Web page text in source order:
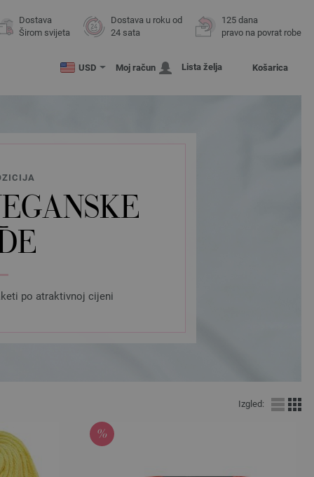
Dostava
Širom svijeta
Dostava u roku od
24 sata
125 dana
pravo na povrat robe
USD Moj račun Lista želja Košarica
po atraktivnoj cijeni
Izgled: